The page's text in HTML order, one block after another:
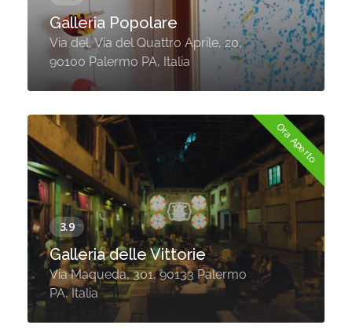
Galleria Popolare
Via del, Via del Quattro Aprile, 20,
90100 Palermo PA, Italia
Ora Aperto
Galleria delle Vittorie
Via Maqueda, 301, 90133 Palermo
PA, Italia